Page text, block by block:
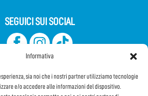
Informativa
sia noi che i nostri partner utilizziamo tecnologie
e/o accedere alle informazioni del dispositivo.
SEGUICI SUI SOCIAL